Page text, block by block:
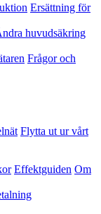
Ersättning för
huvudsäkring
Frågor och
Flytta ut ur vårt
Effektguiden Om